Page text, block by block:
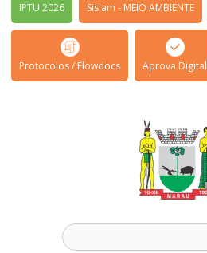
IPTU 2026 Sislam - MEIO AMBIENTE
Protocolos / Flowdocs Aprova Digital